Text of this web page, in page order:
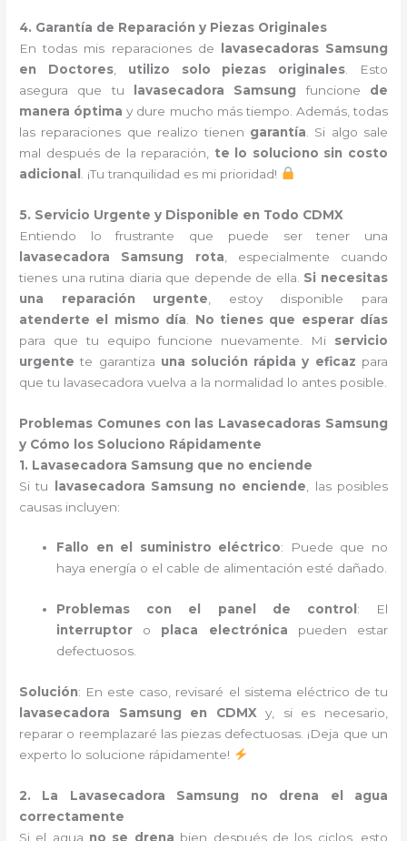
4. Garantía de Reparación y Piezas Originales
En todas mis reparaciones de
lavasecadoras Samsung
en Doctores, utilizo solo piezas originales . Esto
asegura que tu
lavasecadora Samsung funcione de
manera óptima y dure mucho más tiempo. Además, todas
las reparaciones que realizo tienen garantía . Si algo sale
mal después de la reparación, te lo soluciono sin costo
adicional
. ¡Tu tranquilidad es mi prioridad!
5. Servicio Urgente y Disponible en Todo CDMX
Entiendo lo frustrante que puede ser tener una
lavasecadora Samsung rota , especialmente cuando
tienes una rutina diaria que depende de ella. Si necesitas
una reparación urgente , estoy disponible para
atenderte el mismo día
No tienes que esperar días
para que tu equipo funcione nuevamente. Mi servicio
urgente te garantiza una solución rápida y eficaz para
que tu lavasecadora vuelva a la normalidad lo antes posible.
Problemas Comunes con las Lavasecadoras Samsung
y Cómo los Soluciono Rápidamente
1. Lavasecadora Samsung que no enciende
Si tu lavasecadora Samsung no enciende , las posibles
causas incluyen:
Fallo en el suministro eléctrico: Puede que no
haya energía o el cable de alimentación esté dañado.
Problemas con el panel de control : El
interruptor o placa electrónica pueden estar
defectuosos.
Solución: En este caso, revisaré el sistema eléctrico de tu
lavasecadora Samsung en CDMX y, si es necesario,
reparar o reemplazaré las piezas defectuosas. ¡Deja que un
experto lo solucione rápidamente!
2. La Lavasecadora Samsung no drena el agua
correctamente
Si el agua no se drena bien después de los ciclos, esto